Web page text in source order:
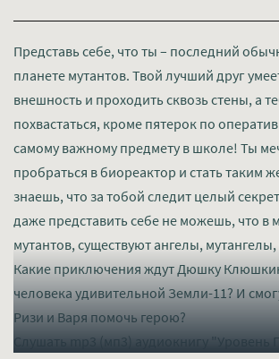
Представь себе, что ты – последний
планете мутантов. Твой лучший друг
внешность и проходить сквозь стены, а
похвастаться, кроме пятерок по
самому важному предмету в школе! Ты
пробраться в биореактор и стать таким
знаешь, что за тобой следит целый
даже представить себе не можешь, что в
мутантов, существуют ангелы,
Какие приключения ждут Дюшку
человека удивительной Земли-11? И
Ризи и Варя помочь герою?
Слушать mp3 (мп3) аудиокнигу "Уровень